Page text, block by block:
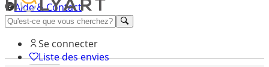
Aide & Contact
Découvrez Premium
Se connecter
Liste des envies